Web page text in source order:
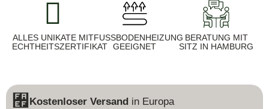
ALLES UNIKATE MIT
ECHTHEITSZERTIFIKAT
FUSSBODENHEIZUNG G
EEIGNET
BERATUNG MIT
SITZ IN HAMBURG
Kostenloser Versand in Europa